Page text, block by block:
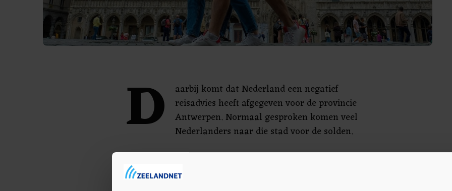
D
aarbij komt dat Nederland een negatief
reisadvies heeft afgegeven voor de provincie
Antwerpen. Normaal gesproken komen veel
Nederlanders naar die stad voor de solden.
In België mogen winkeliers spullen alleen tijdens de
solden met verlies verkopen, normaal gesproken in